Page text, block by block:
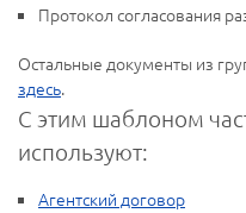
Протокол согласования
Остальные документы из
здесь.
С этим шаблоном
используют:
Агентский договор